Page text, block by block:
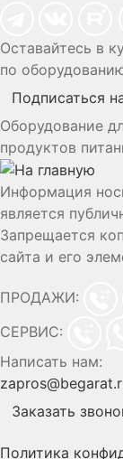
Оставайтесь в
по
Подписаться
Оборудование
продуктов
Информация
является
Запрещается
сайта и его
ПРОДАЖИ:
СЕРВИС:
Написать нам:
Заказать
Политика